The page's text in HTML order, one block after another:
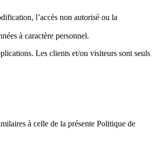
l’accès non autorisé ou la
à caractère personnel.
Les clients et/ou visiteurs sont seuls
à celle de la présente Politique de